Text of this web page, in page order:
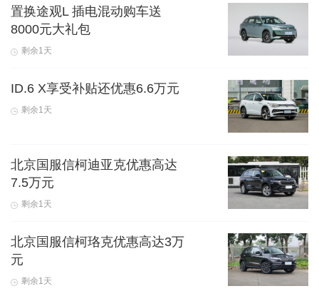
置换途观L 插电混动购车送
8000元大礼包
剩余1天
ID.6 X享受补贴还优惠6.6万元
剩余1天
北京国服信柯迪亚克优惠高达
7.5万元
剩余1天
北京国服信柯珞克优惠高达3万
元
剩余1天